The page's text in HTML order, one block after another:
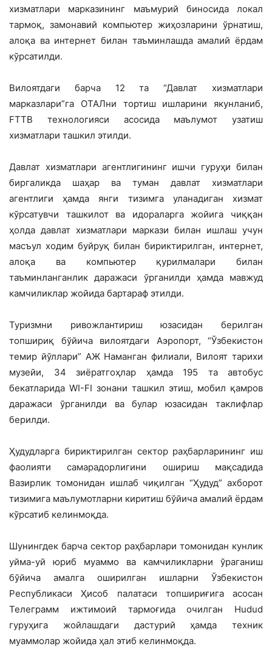
хизматлари марказининг маъмурий биносида локал
тармоқ, замонавий компьютер жиҳозларини ўрнатиш,
алоқа ва интернет билан таъминлашда амалий ёрдам
кўрсатилди.
Вилоятдаги барча 12 та “Давлат хизматлари
марказлари”га ОТАЛни тортиш ишларини якунланиб,
FTTB технологияси асосида маълумот узатиш
хизматлари ташкил этилди.
Давлат хизматлари агентлигининг ишчи гуруҳи билан
биргаликда шаҳар ва туман давлат хизматлари
агентлиги ҳамда янги тизимга уланадиган хизмат
кўрсатувчи ташкилот ва идораларга жойига чиққан
ҳолда давлат хизматлари маркази билан ишлаш учун
масъул ходим буйруқ билан бириктирилган, интернет,
алоқа ва компьютер қурилмалари билан
таъминланганлик даражаси ўрганилди ҳамда мавжуд
камчиликлар жойида бартараф этилди.
Туризмни ривожлантириш юзасидан берилган
топшириқ бўйича вилоятдаги Аэропорт, “Ўзбекистон
темир йўллари” АЖ Наманган филиали, Вилоят тарихи
музейи, 34 зиёратгоҳлар ҳамда 195 та автобус
бекатларида WI-FI зонани ташкил этиш, мобил қамров
даражаси ўрганилди ва булар юзасидан таклифлар
берилди.
Ҳудудларга бириктирилган сектор раҳбарларининг иш
фаолияти самарадорлигини ошириш мақсадида
Вазирлик томонидан ишлаб чиқилган “Ҳудуд” ахборот
тизимига маълумотларни киритиш бўйича амалий ёрдам
кўрсатиб келинмоқда.
Шунингдек барча сектор раҳбарлари томонидан кунлик
уйма-уй юриб муаммо ва камчиликларни ўраганиш
бўйича амалга оширилган ишларни Ўзбекистон
Республикаси Ҳисоб палатаси топшириғига асосан
Телеграмм ижтимоий тармоғида очилган Hudud
гуруҳига жойлашдаги дастурий ҳамда техник
муаммолар жойида ҳал этиб келинмоқда.